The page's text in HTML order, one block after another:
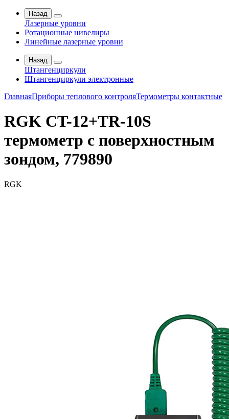
Назад
Лазерные уровни
Ротационные нивелиры
Линейные лазерные уровни
Назад
Штангенциркули
Штангенциркули электронные
ГлавнаяПриборы теплового контроляТермометры контактные
RGK CT-12+TR-10S
термометр с поверхностным
зондом, 779890
RGK